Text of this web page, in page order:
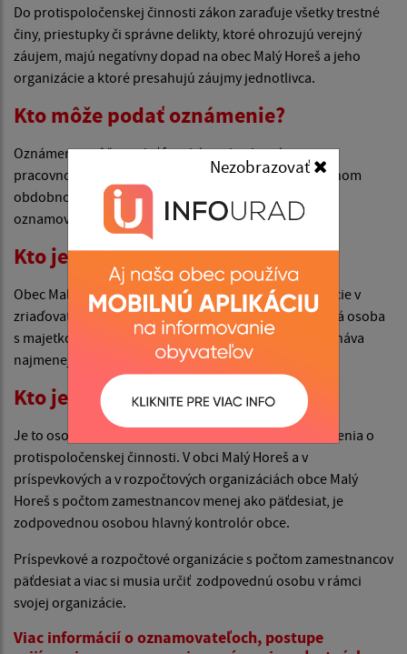
Do protispoločenskej činnosti zákon zaraďuje všetky trestné
činy, priestupky či správne delikty, ktoré ohrozujú verejný
záujem, majú negatívny dopad na obec Malý Horeš a jeho
organizácie a ktoré presahujú záujmy jednotlivca.
Kto môže podať oznámenie?
Oznámenie môže podať fyzická osoba, ktorá je v
pracovnoprávnom vzťahu k zamestnávateľovi alebo inom
obdobnom vzťahu k zamestnávateľovi a anonymný
oznamovateľ.
Kto je zamestnávateľom?
Obec Malý Horeš, príspevkové a rozpočtové organizácie v
zriaďovateľskej pôsobnosti obci Malý Horeš, právnická osoba
s majetkovou účasťou obce Malý Horeš, ktorá zamestnáva
najmenej päť zamestnancov.
Kto je zodpovedná osoba?
Je to osoba, ktorá prijíma, eviduje a preveruje oznámenia o
protispoločenskej činnosti. V obci Malý Horeš a v
príspevkových a v rozpočtových organizáciách obce Malý
Horeš s počtom zamestnancov menej ako päťdesiat, je
zodpovednou osobou hlavný kontrolór obce.
Príspevkové a rozpočtové organizácie s počtom zamestnancov
päťdesiat a viac si musia určiť zodpovednú osobu v rámci
svojej organizácie.
Viac informácií o oznamovateľoch, postupe
Nezobrazovať